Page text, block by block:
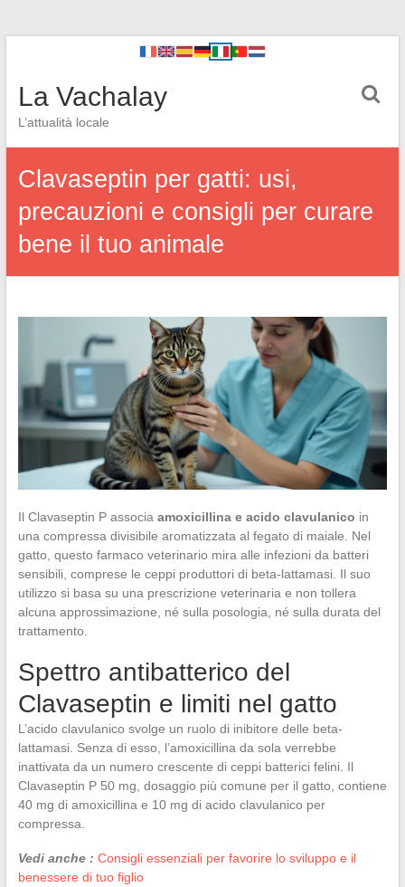
La Vachalay
L’attualità locale
Clavaseptin per gatti: usi,
precauzioni e consigli per curare
bene il tuo animale
Il Clavaseptin P associa amoxicillina e acido clavulanico in
una compressa divisibile aromatizzata al fegato di maiale. Nel
gatto, questo farmaco veterinario mira alle infezioni da batteri
sensibili, comprese le ceppi produttori di beta-lattamasi. Il suo
utilizzo si basa su una prescrizione veterinaria e non tollera
alcuna approssimazione, né sulla posologia, né sulla durata del
trattamento.
Spettro antibatterico del
Clavaseptin e limiti nel gatto
L’acido clavulanico svolge un ruolo di inibitore delle beta-
lattamasi. Senza di esso, l’amoxicillina da sola verrebbe
inattivata da un numero crescente di ceppi batterici felini. Il
Clavaseptin P 50 mg, dosaggio più comune per il gatto, contiene
40 mg di amoxicillina e 10 mg di acido clavulanico per
compressa.
Vedi anche : Consigli essenziali per favorire lo sviluppo e il
benessere di tuo figlio